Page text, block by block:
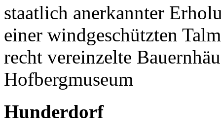
staatlich anerkannter
einer windgeschützten
recht vereinzelte
Hofbergmuseum
Hunderdorf